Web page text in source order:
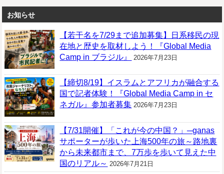
お知らせ
【若干名を7/29まで追加募集】日系移民の現
在地と歴史を取材しよう！『Global Media
Camp in ブラジル』
2026年7月23日
【締切8/19】イスラムとアフリカが融合する
国で記者体験！『Global Media Camp in セ
ネガル』参加者募集 2026年7月23日
【7/31開催】「これが今の中国？」─ganas
サポーターが歩いた上海500年の旅～路地裏
から未来都市まで、7万歩を歩いて見えた中
国のリアル～ 2026年7月21日